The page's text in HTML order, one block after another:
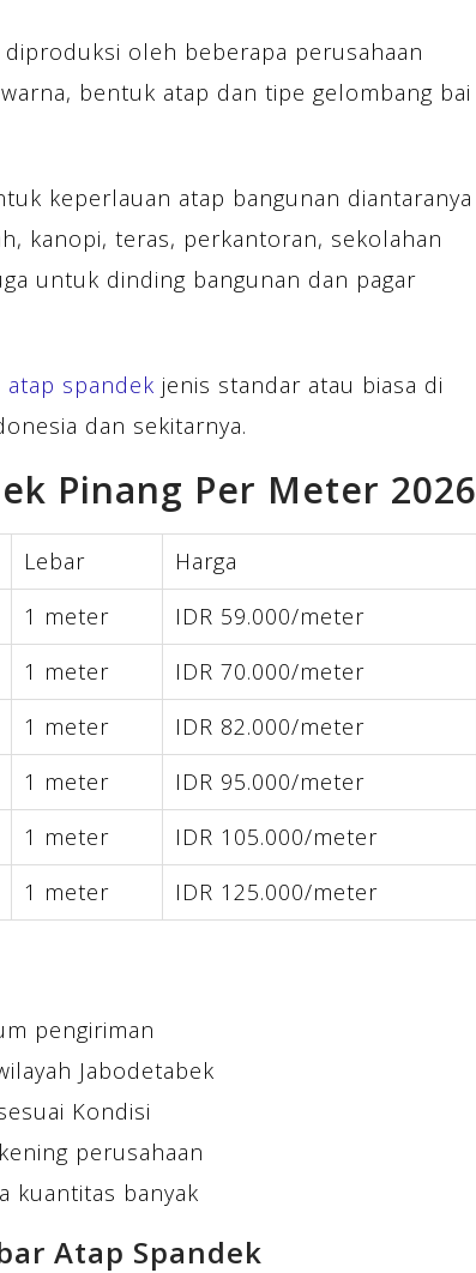
oleh beberapa perusahaan
bentuk atap dan tipe gelombang bai
keperlauan atap bangunan diantaranya
kanopi, teras, perkantoran, sekolahan
untuk dinding bangunan dan pagar
atap spandek jenis standar atau biasa di
dan sekitarnya.
Pinang Per Meter 2026
Lebar
Harga
1 meter
IDR 59.000/meter
1 meter
IDR 70.000/meter
1 meter
IDR 82.000/meter
1 meter
IDR 95.000/meter
1 meter
IDR 105.000/meter
1 meter IDR 125.000/meter
pengiriman
Jabodetabek
Kondisi
perusahaan
kuantitas banyak
Atap Spandek